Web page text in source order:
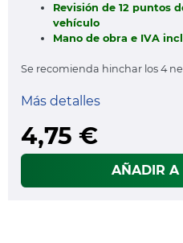
Revisión de 12 puntos
vehículo
Mano de obra e IVA
Se recomienda hinchar los 4
Más detalles
4,75 €
AÑADIR A